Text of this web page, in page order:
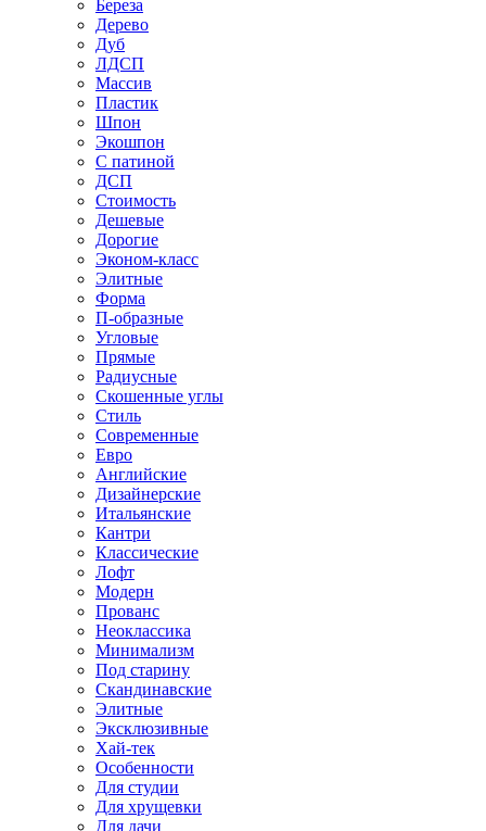
Береза
Дерево
Дуб
ЛДСП
Массив
Пластик
Шпон
Экошпон
С патиной
ДСП
Стоимость
Дешевые
Дорогие
Эконом-класс
Элитные
Форма
П-образные
Угловые
Прямые
Радиусные
Скошенные углы
Стиль
Современные
Евро
Английские
Дизайнерские
Итальянские
Кантри
Классические
Лофт
Модерн
Прованс
Неоклассика
Минимализм
Под старину
Скандинавские
Элитные
Эксклюзивные
Хай-тек
Особенности
Для студии
Для хрущевки
Для дачи